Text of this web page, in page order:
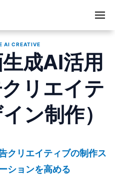
AI CREATIVE
成AI活用
リエイテ
ン制作）
クリエイティブの制作ス
ションを高める